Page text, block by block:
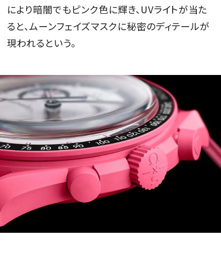
により暗闇でもピンク色に輝き、UVライトが当た
ると、ムーンフェイズマスクに秘密のディテールが
現われるという。